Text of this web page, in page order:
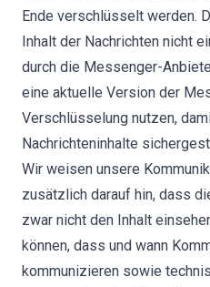
Ende verschlüsselt werden.
Inhalt der Nachrichten nicht
durch die Messenger-
eine aktuelle Version der
Verschlüsselung nutzen,
Nachrichteninhalte
Wir weisen unsere
zusätzlich darauf hin, dass
zwar nicht den Inhalt
können, dass und wann
kommunizieren sowie